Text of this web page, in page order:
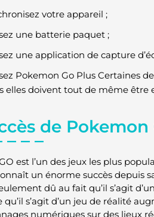
votre appareil ;
une batterie paquet ;
une application de capture
Pokemon Go Plus Certaines
elles doivent tout de même être
de
est l’un des jeux les plus
un énorme succès depuis
dû au fait qu’il s’agit
qu’il s’agit d’un jeu de réalité
numériques sur des lieux